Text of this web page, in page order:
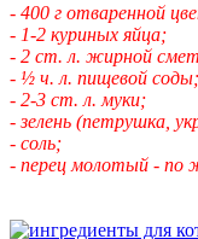
- 400 г отваренной
- 1-2 куриных яйца;
- 2 ст. л. жирной
- ½ ч. л. пищевой соды;
- 2-3 ст. л. муки;
- зелень (петрушка,
- соль;
- перец молотый - по